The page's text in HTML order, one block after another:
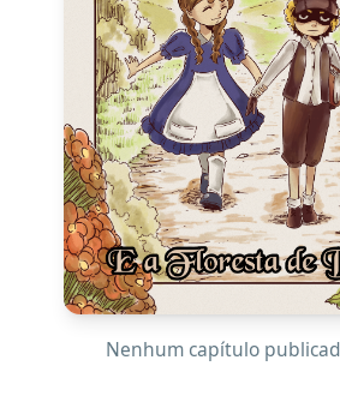
Nenhum capítulo